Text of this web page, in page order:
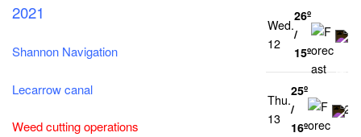
2021
Shannon Navigation
Lecarrow canal
Weed cutting operations
Wed.
12
26º
/
15º
Thu.
13
25º
/
16º